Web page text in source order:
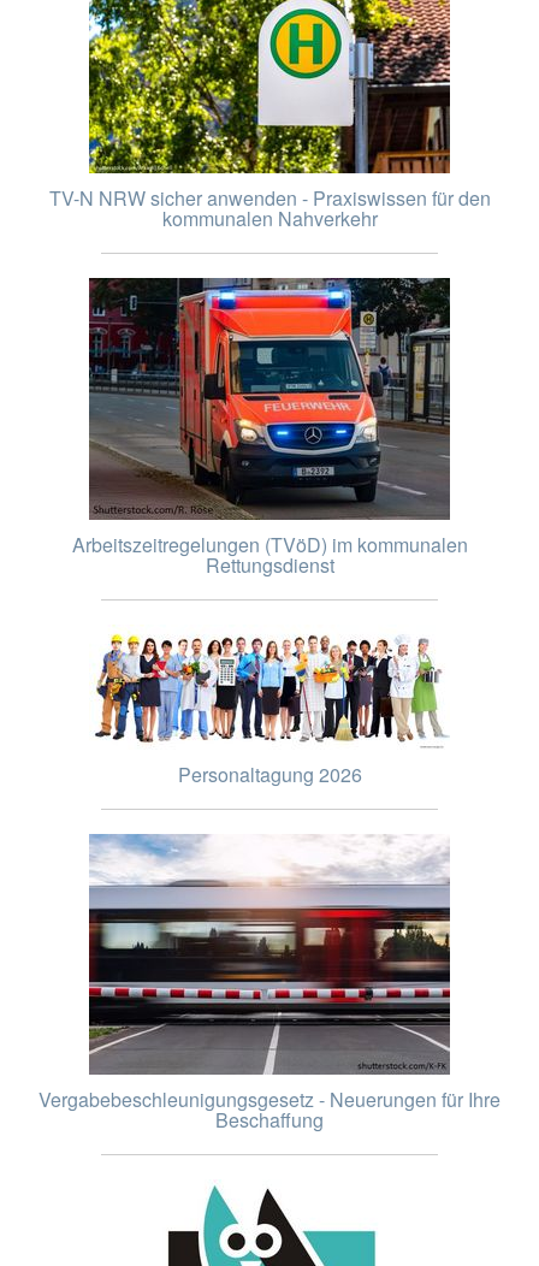
TV-N NRW sicher anwenden - Praxiswissen für den
kommunalen Nahverkehr
Arbeitszeitregelungen (TVöD) im kommunalen
Rettungsdienst
Personaltagung 2026
Vergabebeschleunigungsgesetz - Neuerungen für Ihre
Beschaffung